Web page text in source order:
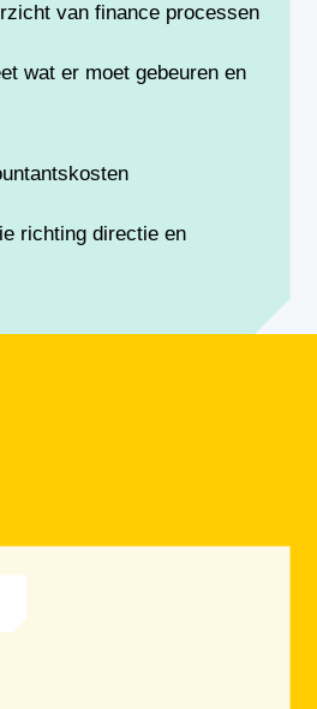
van finance processen
wat er moet gebeuren en
richting directie en